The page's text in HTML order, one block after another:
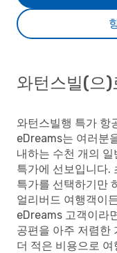
와턴스빌(으)
와턴스빌행 특가 항
eDreams는 여러분
내하는 수천 개의
특가에 선보입니다.
특가를 선택하기만
얼리버드 여행객이
eDreams 고객이라
공편을 아주 저렴한
더 적은 비용으로